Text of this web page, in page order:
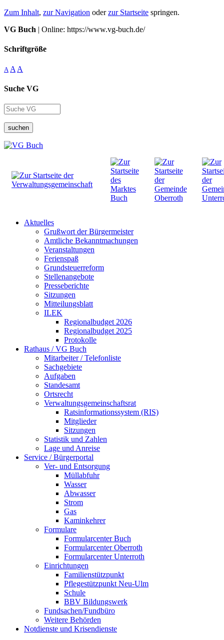
Zum Inhalt, zur Navigation oderzur Startseite springen.
VG Buch | Online: https://www.vg-buch.de/
Schriftgröße
A A A
Suche VG
suchen
Aktuelles
Grußwort der Bürgermeister
Amtliche Bekanntmachungen
Veranstaltungen
Ferienspaß
Grundsteuerreform
Stellenangebote
Presseberichte
Sitzungen
Mitteilungsblatt
ILEK
Regionalbudget 2026
Regionalbudget 2025
Protokolle
Rathaus / VG Buch
Mitarbeiter / Telefonliste
Sachgebiete
Aufgaben
Standesamt
Ortsrecht
Verwaltungsgemeinschaftsrat
Ratsinformationssystem (RIS)
Mitglieder
Sitzungen
Statistik und Zahlen
Lage und Anreise
Service / Bürgerportal
Ver- und Entsorgung
Müllabfuhr
Wasser
Abwasser
Strom
Gas
Kaminkehrer
Formulare
Formularcenter Buch
Formularcenter Oberroth
Formularcenter Unterroth
Einrichtungen
Familienstützpunkt
Pflegestützpunkt Neu-Ulm
Schule
BBV Bildungswerk
Fundsachen/Fundbüro
Weitere Behörden
Notdienste und Krisendienste